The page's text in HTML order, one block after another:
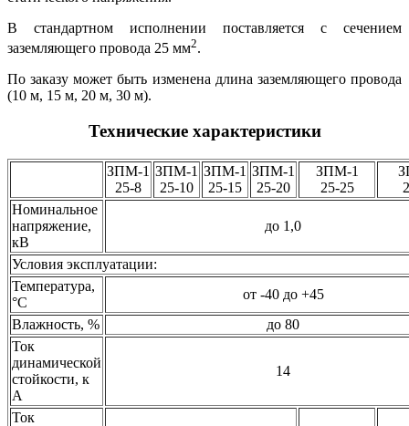
В стандартном исполнении поставляется с сечением
заземляющего провода 25 мм2.
По заказу может быть изменена длина заземляющего провода
(10 м, 15 м, 20 м, 30 м).
Технические характеристики
ЗПМ-1
25-8
ЗПМ-1
25-10
ЗПМ-1
25-15
ЗПМ-1
25-20
ЗПМ-1
25-25
Номинальное
напряжение,
кВ
до 1,0
Условия эксплуатации:
Температура,
°С
от -40 до +45
Влажность, %
до 80
Ток
динамической
стойкости, к
А
14
Ток